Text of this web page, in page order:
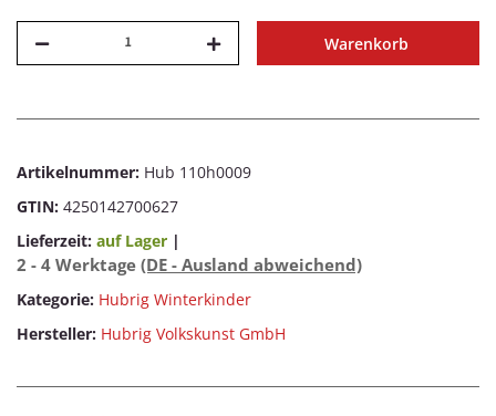
Warenkorb
Artikelnummer: Hub 110h0009
GTIN: 4250142700627
Lieferzeit: auf Lager |
2 - 4 Werktage (DE - Ausland abweichend)
Kategorie: Hubrig Winterkinder
Hersteller: Hubrig Volkskunst GmbH